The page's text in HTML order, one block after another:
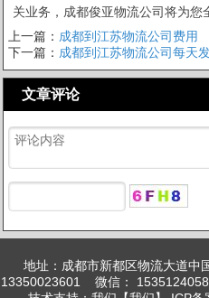
关业务，成都俊亚物流公司将为您
上一篇： 成都到江苏物流公司费用
下一篇： 成都到江苏物流公司每天
文章评论
地址：成都市新都区物流大道
13350023601 微信：